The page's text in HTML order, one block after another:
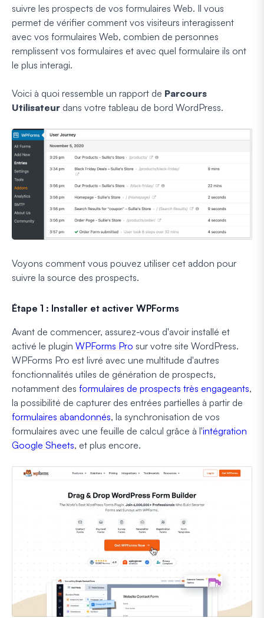
suivre les prospects de vos formulaires Web. Il vous
permet de vérifier comment vos visiteurs interagissent
avec vos formulaires Web, combien de personnes
remplissent vos formulaires et avec quel formulaire ils ont
le plus interagi.
Voici à quoi ressemble un rapport de Parcours
Utilisateur dans votre tableau de bord WordPress.
Voyons comment vous pouvez utiliser cet addon pour
suivre la source des prospects.
Étape 1 : Installer et activer WPForms
Avant de commencer, assurez-vous d'avoir installé et
activé le plugin WPForms Pro sur votre site WordPress.
WPForms Pro est livré avec une multitude d'autres
fonctionnalités utiles de génération de prospects,
notamment des formulaires de prospects très engageants,
la possibilité de capturer des entrées partielles à partir de
formulaires abandonnés, la synchronisation de vos
formulaires avec une feuille de calcul grâce à l'intégration
Google Sheets, et plus encore.